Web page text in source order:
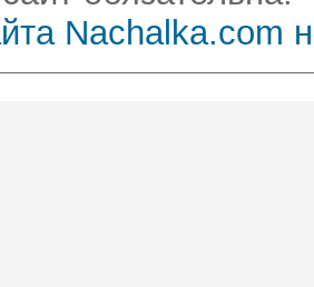
Nachalka.com